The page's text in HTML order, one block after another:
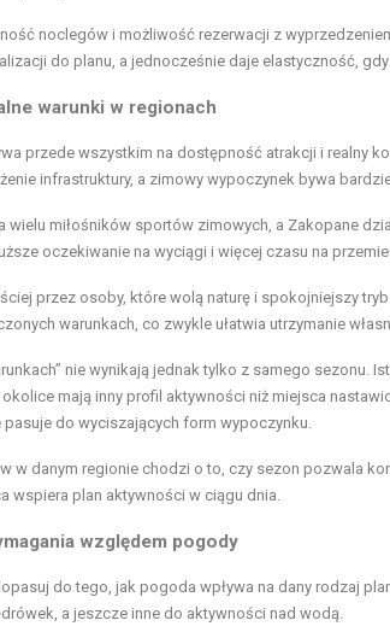
noclegów i możliwość rezerwacji z
do planu, a jednocześnie daje elastyczność,
warunki w regionach
przede wszystkim na dostępność atrakcji i realny
infrastruktury, a zimowy wypoczynek bywa
wielu miłośników sportów zimowych, a Zakopane
oczekiwanie na wyciągi i więcej czasu na
przez osoby, które wolą naturę i spokojniejszy
warunkach, co zwykle ułatwia utrzymanie
nie wynikają jednak tylko z samego sezonu.
mają inny profil aktywności niż miejsca
do wyciszających form wypoczynku.
w danym regionie chodzi o to, czy sezon pozwala
wspiera plan aktywności w ciągu dnia.
względem pogody
do tego, jak pogoda wpływa na dany rodzaj
a jeszcze inne do aktywności nad wodą.